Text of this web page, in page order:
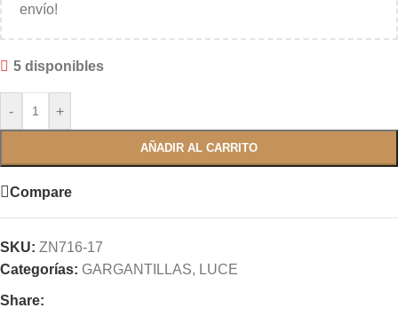
envío!
5 disponibles
- +
AÑADIR AL CARRITO
Compare
SKU: ZN716-17
Categorías: GARGANTILLAS, LUCE
Share: